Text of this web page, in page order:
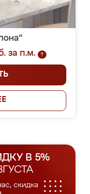
за п.м.
?
В 5%
скидка